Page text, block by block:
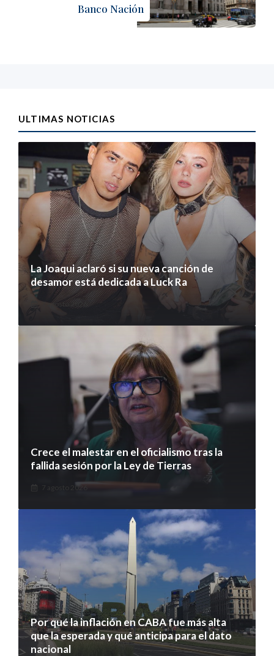
Banco Nación
ULTIMAS NOTICIAS
La Joaqui aclaró si su nueva canción de
desamor está dedicada a Luck Ra
7 agosto 2026
Crece el malestar en el oficialismo tras la
fallida sesión por la Ley de Tierras
7 agosto 2026
Por qué la inflación en CABA fue más alta
que la esperada y qué anticipa para el dato
nacional